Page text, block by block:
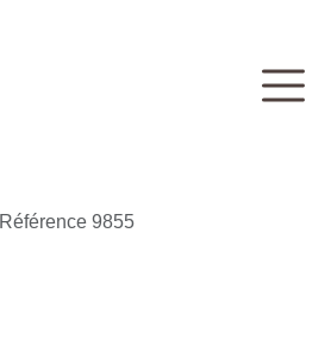
Référence 9855